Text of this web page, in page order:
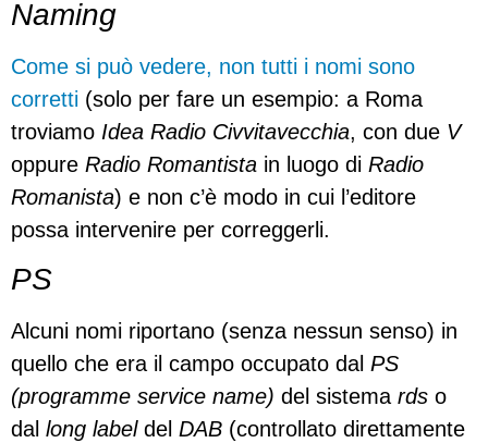
Naming
Come si può vedere, non tutti i nomi sono
corretti (solo per fare un esempio: a Roma
troviamo Idea Radio Civvitavecchia, con due V
oppure Radio Romantista in luogo di Radio
Romanista) e non c’è modo in cui l’editore
possa intervenire per correggerli.
PS
Alcuni nomi riportano (senza nessun senso) in
quello che era il campo occupato dal PS
(programme service name) del sistema rds o
dal long labeldel DAB (controllato direttamente